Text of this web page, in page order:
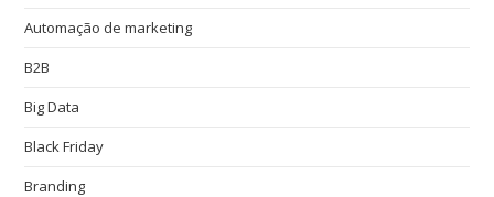
Automação de marketing
B2B
Big Data
Black Friday
Branding